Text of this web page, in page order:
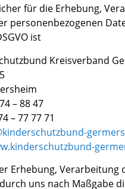
rfür die Erhebung,
personenbezogenen
ist
Kreisverband
– 88 47
– 77 77 71
Erhebung, Verarbeitung
uns nach Maßgabe